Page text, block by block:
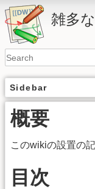
雑多
Sidebar
概要
このwikiの設置の記
目次